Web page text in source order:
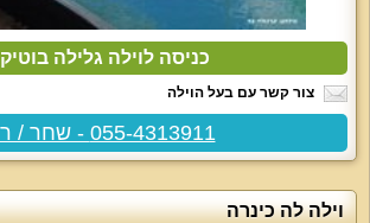
כניסה לוילה גלילה בוטיק
צור קשר עם בעל הוילה
055-4313911 - שחר / רן
וילה לה כינרה